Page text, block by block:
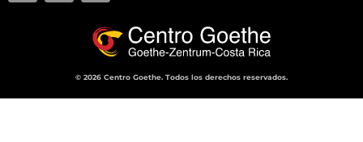
© 2026 Centro Goethe. Todos los derechos reservados.